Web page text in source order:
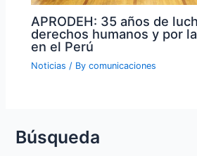
APRODEH: 35 años de
derechos humanos y por
en el Perú
Noticias / Bycomunicaciones
Búsqueda